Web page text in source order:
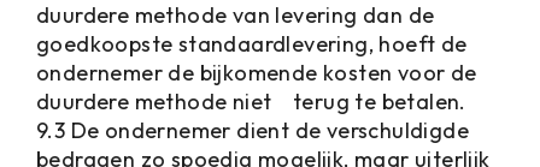
duurdere methode van levering dan de
goedkoopste standaardlevering, hoeft de
ondernemer de bijkomende kosten voor de
duurdere methode niet terug te betalen.
9.3 De ondernemer dient de verschuldigde
bedragen zo spoedig mogelijk, maar uiterlijk